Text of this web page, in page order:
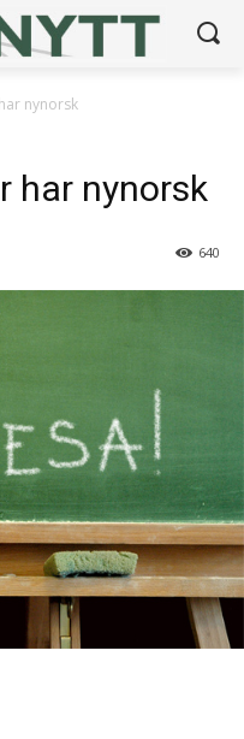
nynorsk
har nynorsk
640